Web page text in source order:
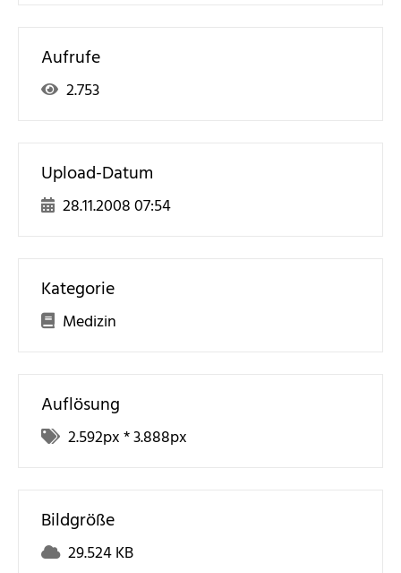
Aufrufe
2.753
Upload-Datum
28.11.2008 07:54
Kategorie
Medizin
Auflösung
2.592px *3.888px
Bildgröße
29.524 KB